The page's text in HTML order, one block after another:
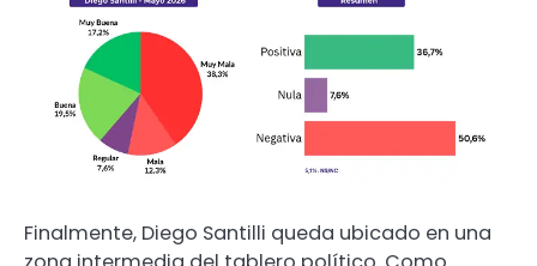
Finalmente, Diego Santilli queda ubicado en una